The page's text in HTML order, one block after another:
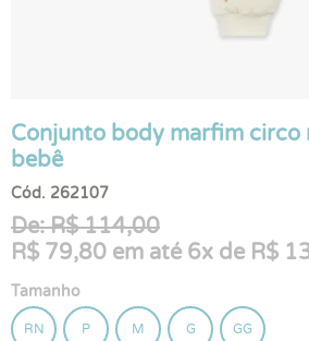
Conjunto body marfim circo
bebê
Cód. 262107
De: R$ 114,00
R$ 79,80 em até 6x de R$
Tamanho
RN P M G GG